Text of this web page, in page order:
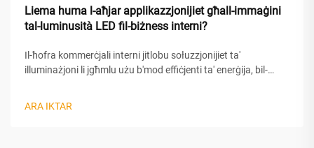
Liema huma l-aħjar applikazzjonijiet għall-immaġini
tal-luminusità LED fil-biżness interni?
Il-ħofra kommerċjali interni jitlobu sołuzzjonijiet ta'
illuminażjoni li jgħmlu użu b'mod effiċjenti ta' enerġija, bil-
ARA IKTAR